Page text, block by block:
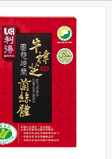
養 情趣用品